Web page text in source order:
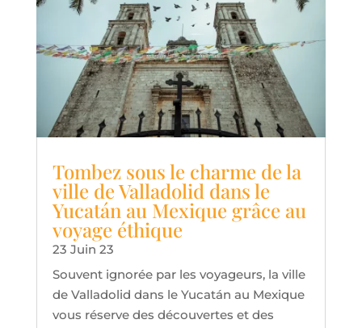
Tombez sous le charme de la
ville de Valladolid dans le
Yucatán au Mexique grâce au
voyage éthique
23 Juin 23
Souvent ignorée par les voyageurs, la ville
de Valladolid dans le Yucatán au Mexique
vous réserve des découvertes et des